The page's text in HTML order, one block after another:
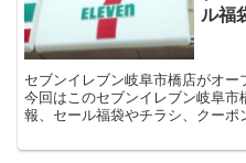
ル福
セブンイレブン岐阜市橋店がオー
今回はこのセブンイレブン岐阜
報、セール福袋やチラシ、クーポ